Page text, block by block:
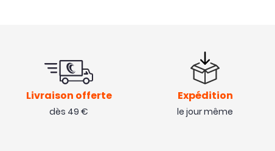
Livraison offerte
dès 49 €
Expédition
le jour même